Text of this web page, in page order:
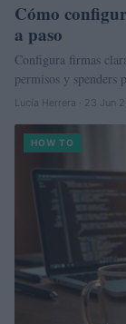
Cómo
a paso
Configura firmas
permisos y spenders
Lucía Herrera · 23 Jun
HOW TO